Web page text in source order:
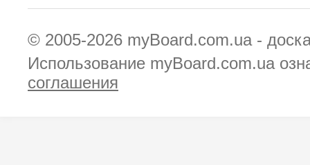
© 2005-2026 myBoard.com.ua -
Использование myBoard.com.ua
соглашения